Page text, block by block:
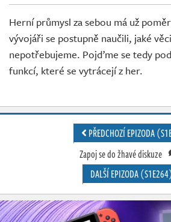
Živě
Herní průmysl za sebou má už
vývojáři se postupně naučili, jaké
nepotřebujeme. Pojďme se tedy
funkcí, které se vytrácejí z her.
PŘEDCHOZÍ EPIZODA
Zapoj se do žhavé diskuze
DALŠÍ EPIZODA